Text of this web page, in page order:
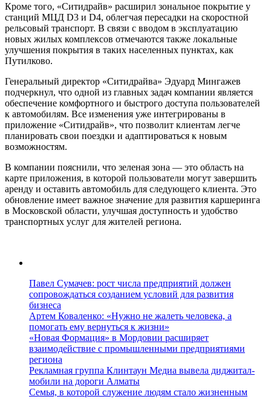
Кроме того, «Ситидрайв» расширил зональное покрытие у
станций МЦД D3 и D4, облегчая пересадки на скоростной
рельсовый транспорт. В связи с вводом в эксплуатацию
новых жилых комплексов отмечаются также локальные
улучшения покрытия в таких населенных пунктах, как
Путилково.
Генеральный директор «Ситидрайва» Эдуард Мингажев
подчеркнул, что одной из главных задач компании является
обеспечение комфортного и быстрого доступа пользователей
к автомобилям. Все изменения уже интегрированы в
приложение «Ситидрайв», что позволит клиентам легче
планировать свои поездки и адаптироваться к новым
возможностям.
В компании пояснили, что зеленая зона — это область на
карте приложения, в которой пользователи могут завершить
аренду и оставить автомобиль для следующего клиента. Это
обновление имеет важное значение для развития каршеринга
в Московской области, улучшая доступность и удобство
транспортных услуг для жителей региона.
Павел Сумачев: рост числа предприятий должен
сопровождаться созданием условий для развития
бизнеса
Артем Коваленко: «Нужно не жалеть человека, а
помогать ему вернуться к жизни»
«Новая Формация» в Мордовии расширяет
взаимодействие с промышленными предприятиями
региона
Рекламная группа Клинтаун Медиа вывела диджитал-
мобили на дороги Алматы
Семья, в которой служение людям стало жизненным